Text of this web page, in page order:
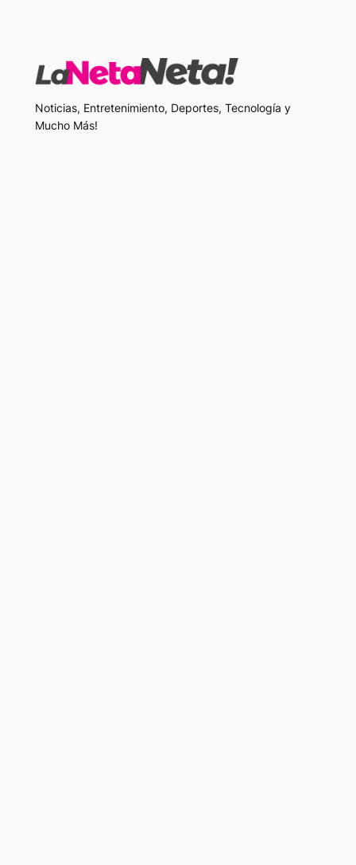
Noticias, Entretenimiento, Deportes, Tecnología y
Mucho Más!